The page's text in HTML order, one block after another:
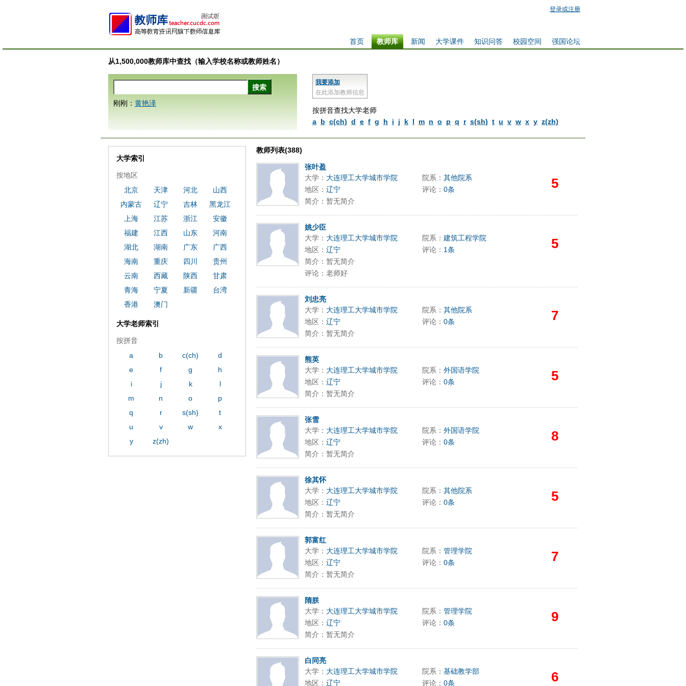
登录或注册
强国论坛
校园空间
知识问答
大学课件
新闻
教师库
首页
从1,500,000教师库中查找（输入学校名称或教师姓名）
我要添加
在此添加教师信息
按拼音查找大学老师
a b c(ch) d e f g h i j k l m n o p q r s(sh) t u v w x y z(zh)
刚刚： 黄艳泽
教师列表(388)
张叶盈
大学： 大连理工大学城市学院 院系： 其他院系 5
地区： 辽宁 评论： 0条
简介：暂无简介
姚少臣
大学： 大连理工大学城市学院 院系： 建筑工程学院 5
地区： 辽宁 评论： 1条
简介：暂无简介
评论：老师好
刘忠亮
大学： 大连理工大学城市学院 院系： 其他院系 7
地区： 辽宁 评论： 0条
简介：暂无简介
熊英
大学： 大连理工大学城市学院 院系： 外国语学院 5
地区： 辽宁 评论： 0条
简介：暂无简介
张雪
大学： 大连理工大学城市学院 院系： 外国语学院 8
地区： 辽宁 评论： 0条
简介：暂无简介
徐其怀
大学： 大连理工大学城市学院 院系： 其他院系 5
地区： 辽宁 评论： 0条
简介：暂无简介
郭富红
大学： 大连理工大学城市学院 院系： 管理学院 7
地区： 辽宁 评论： 0条
简介：暂无简介
隋朕
大学： 大连理工大学城市学院 院系： 管理学院 9
地区： 辽宁 评论： 0条
简介：暂无简介
白同亮
大学： 大连理工大学城市学院 院系： 基础教学部 6
地区： 辽宁 评论： 0条
大学索引
按地区
北京
天津 河北
山西
内蒙古
辽宁 吉林
黑龙江
上海
江苏 浙江
安徽
福建
江西 山东
河南
湖北
湖南 广东
广西
海南
重庆 四川
贵州
云南
西藏 陕西
甘肃
青海
宁夏 新疆
台湾
香港
澳门
大学老师索引
按拼音
a
b c(ch)
d
e
f g
h
i
j k
l
m
n o
p
q
r s(sh)
t
u
v w
x
y
z(zh)